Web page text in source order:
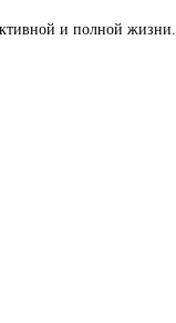
и полной жизни.